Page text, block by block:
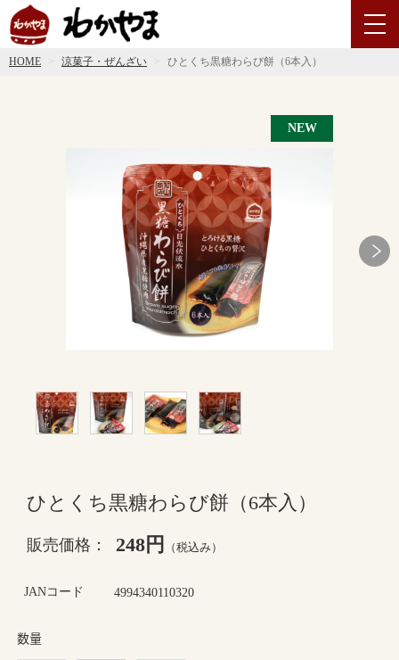
HOME 涼菓子・ぜんざい ひとくち黒糖わらび餅（6本入）
ひとくち黒糖わらび餅（6本入）
販売価格： 248円 （税込み）
JANコード 4994340110320
数量